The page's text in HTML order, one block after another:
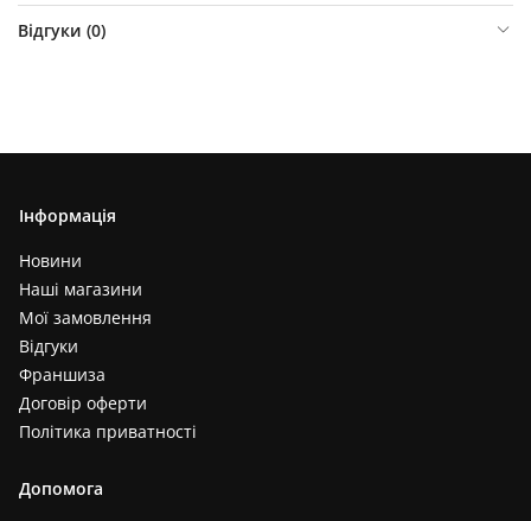
Відгуки (0)
Інформація
Новини
Наші магазини
Мої замовлення
Відгуки
Франшиза
Договір оферти
Політика приватності
Допомога